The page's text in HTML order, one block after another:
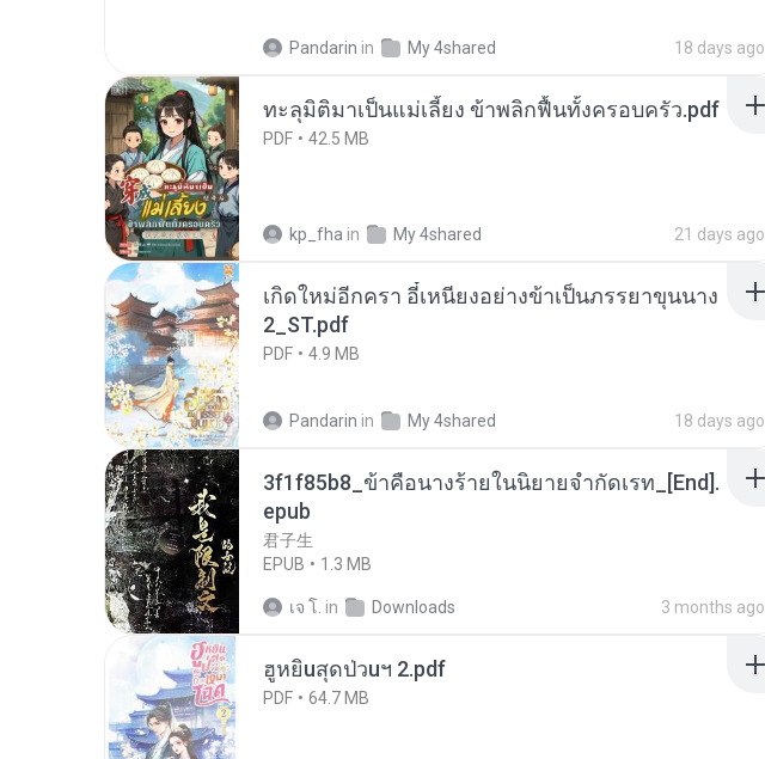
Pandarin in My 4shared 18 days ago
ทะลุมิติมาเป็นแม่เลี้ยง ข้าพลิกฟื้นทั้งครอบครัว.pdf
PDF 42.5 MB
kp_fha in My 4shared 21 days ago
เกิดใหม่อีกครา อี๋เหนียงอย่างข้าเป็นภรรยาขุนนาง
2_ST.pdf
PDF 4.9 MB
Pandarin in My 4shared 18 days ago
3f1f85b8_ข้าคือนางร้ายในนิยายจำกัดเรท_[End].
epub
君子生
EPUB
1.3 MB
เจ โ. in Downloads 3 months ago
ฮูหยิuสุดป่วuฯ 2.pdf
PDF 64.7 MB